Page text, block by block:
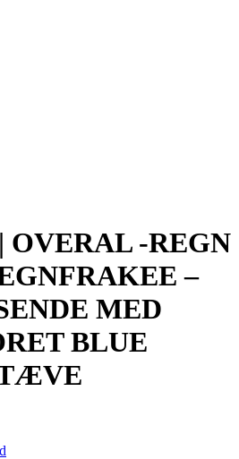
OVERAL -REGN
–
MED
BLUE